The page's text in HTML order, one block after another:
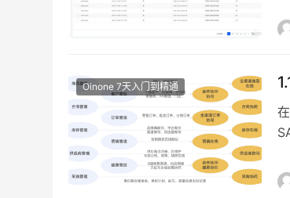
"
Oinone 7天入门到精通